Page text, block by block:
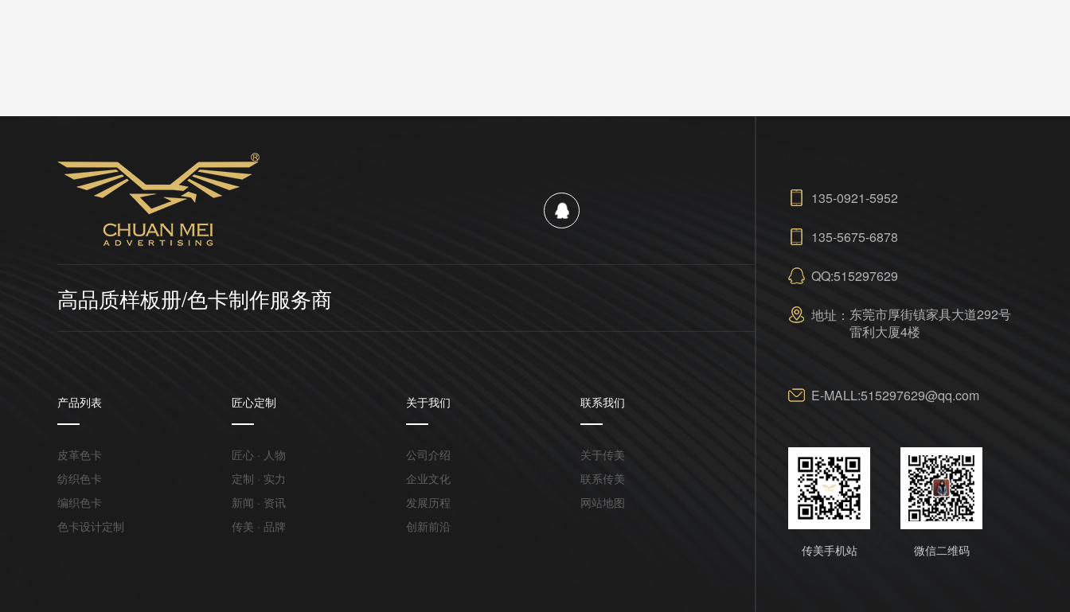
高品质样板册/色卡制作服务商
产品列表
皮革色卡
纺织色卡
编织色卡
色卡设计定制
匠心定制
匠心 · 人物
定制 · 实力
新闻 · 资讯
传美 · 品牌
关于我们
公司介绍
企业文化
发展历程
创新前沿
联系我们
关于传美
联系传美
网站地图
135-0921-5952
135-5675-6878
QQ:515297629
地址：东莞市厚街镇家具大道292号
雷利大厦4楼
E-MALL:515297629@qq.com
传美手机站 微信二维码